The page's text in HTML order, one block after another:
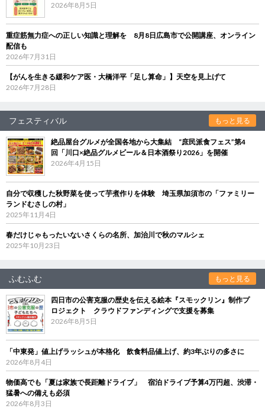
2026年8月5日
重症筋無力症への正しい知識と理解を 8月8日広島市で公開講座、オンライン
配信も
2026年7月31日
【がんを生きる緩和ケア医・大橋洋平「足し算命」】天空を見上げて
2026年7月28日
フェスティバル もっと見る
絶品屋台グルメが全国各地から大集結 “庶民派食フェス”第4
回「川口×絶品グルメビール＆日本酒祭り2026」を開催
2026年4月15日
自分で収穫した秋野菜を使って芋煮作りを体験 埼玉県加須市の「ファミリー
ランドむさしの村」
2025年11月4日
春だけじゃもったいないさくらの名所、加治川で秋のマルシェ
2025年10月23日
ふむふむ もっと見る
四日市の公害克服の歴史を伝える絵本『スモックリン』制作プ
ロジェクト クラウドファンディングで支援を募集
2026年8月5日
「中東発」値上げラッシュが本格化 飲食料品値上げ、約3年ぶりの多さに
2026年8月4日
物価高でも「夏は家族で長距離ドライブ」 宿泊ドライブ予算4万円超、渋滞・
猛暑への備えも必須
2026年8月3日